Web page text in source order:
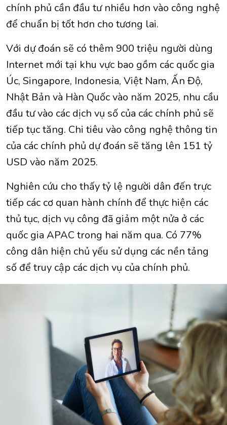
chính phủ cần đầu tư nhiều hơn vào công nghệ
để chuẩn bị tốt hơn cho tương lai.
Với dự đoán sẽ có thêm 900 triệu người dùng
Internet mới tại khu vực bao gồm các quốc gia
Úc, Singapore, Indonesia, Việt Nam, Ấn Độ,
Nhật Bản và Hàn Quốc vào năm 2025, nhu cầu
đầu tư vào các dịch vụ số của các chính phủ sẽ
tiếp tục tăng. Chi tiêu vào công nghệ thông tin
của các chính phủ dự đoán sẽ tăng lên 151 tỷ
USD vào năm 2025.
Nghiên cứu cho thấy tỷ lệ người dân đến trực
tiếp các cơ quan hành chính để thực hiện các
thủ tục, dịch vụ công đã giảm một nửa ở các
quốc gia APAC trong hai năm qua. Có 77%
công dân hiện chủ yếu sử dụng các nền tảng
số để truy cập các dịch vụ của chính phủ.